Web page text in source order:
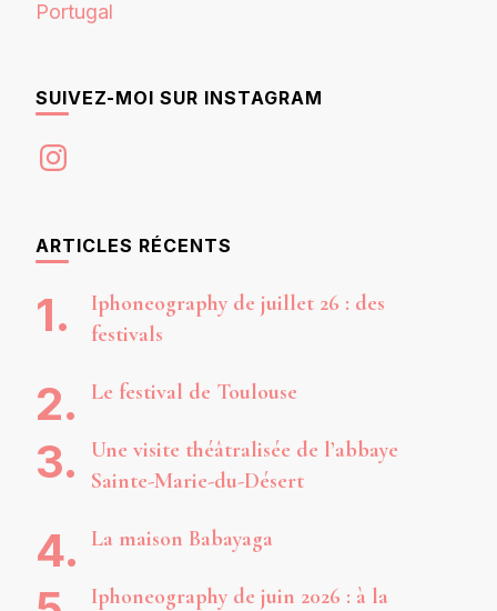
Portugal
SUIVEZ-MOI SUR INSTAGRAM
Instagram
ARTICLES RÉCENTS
Iphoneography de juillet 26 : des
festivals
Le festival de Toulouse
Une visite théâtralisée de l’abbaye
Sainte-Marie-du-Désert
La maison Babayaga
Iphoneography de juin 2026 : à la